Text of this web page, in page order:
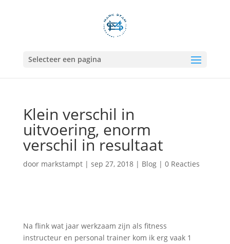
Selecteer een pagina
Klein verschil in
uitvoering, enorm
verschil in resultaat
door markstampt| sep 27, 2018| Blog| 0 Reacties
Na flink wat jaar werkzaam zijn als fitness
instructeur en personal trainer kom ik erg vaak 1